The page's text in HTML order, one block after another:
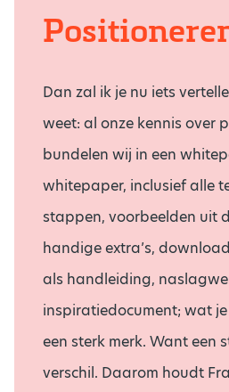
Dan zal ik je nu iets
weet: al onze kennis over
bundelen wij in een
whitepaper, inclusief alle
stappen, voorbeelden uit
handige extra’s,
als handleiding,
inspiratiedocument; wat
een sterk merk. Want een
verschil. Daarom houdt